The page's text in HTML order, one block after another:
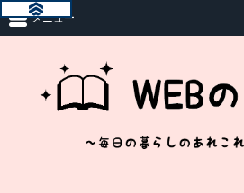
メニュー